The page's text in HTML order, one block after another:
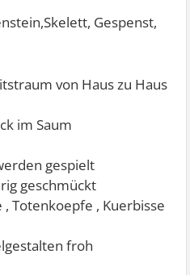
Gespenst,
von Haus zu Haus
im Saum
gespielt
geschmückt
Totenkoepfe , Kuerbisse
froh